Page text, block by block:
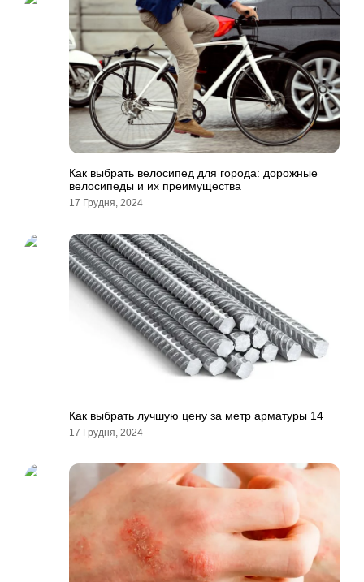
Как выбрать велосипед для города: дорожные
велосипеды и их преимущества
17 Грудня, 2024
Как выбрать лучшую цену за метр арматуры 14
17 Грудня, 2024